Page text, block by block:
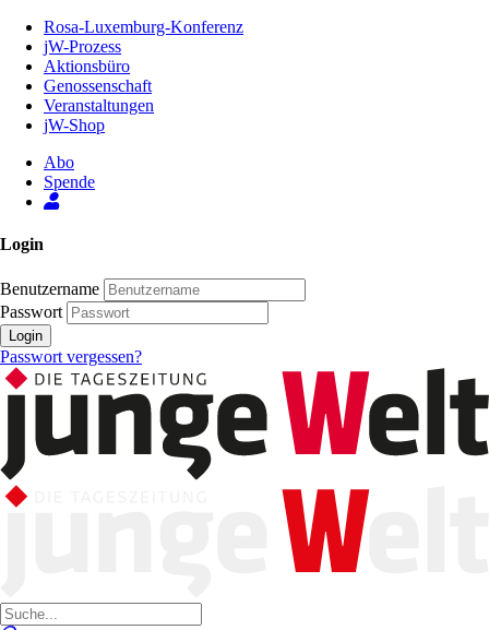
Inhalt
Seite
Rosa-Luxemburg-Konferenz
jW-Prozess
Aktionsbüro
Genossenschaft
Veranstaltungen
jW-Shop
Abo
Spende
Login
Benutzername
Passwort
Login
Passwort vergessen?